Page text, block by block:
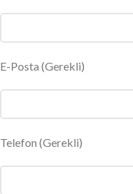
E-Posta (Gerekli)
Telefon (Gerekli)